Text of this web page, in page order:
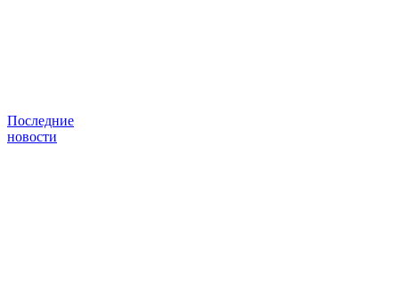
Последние
новости